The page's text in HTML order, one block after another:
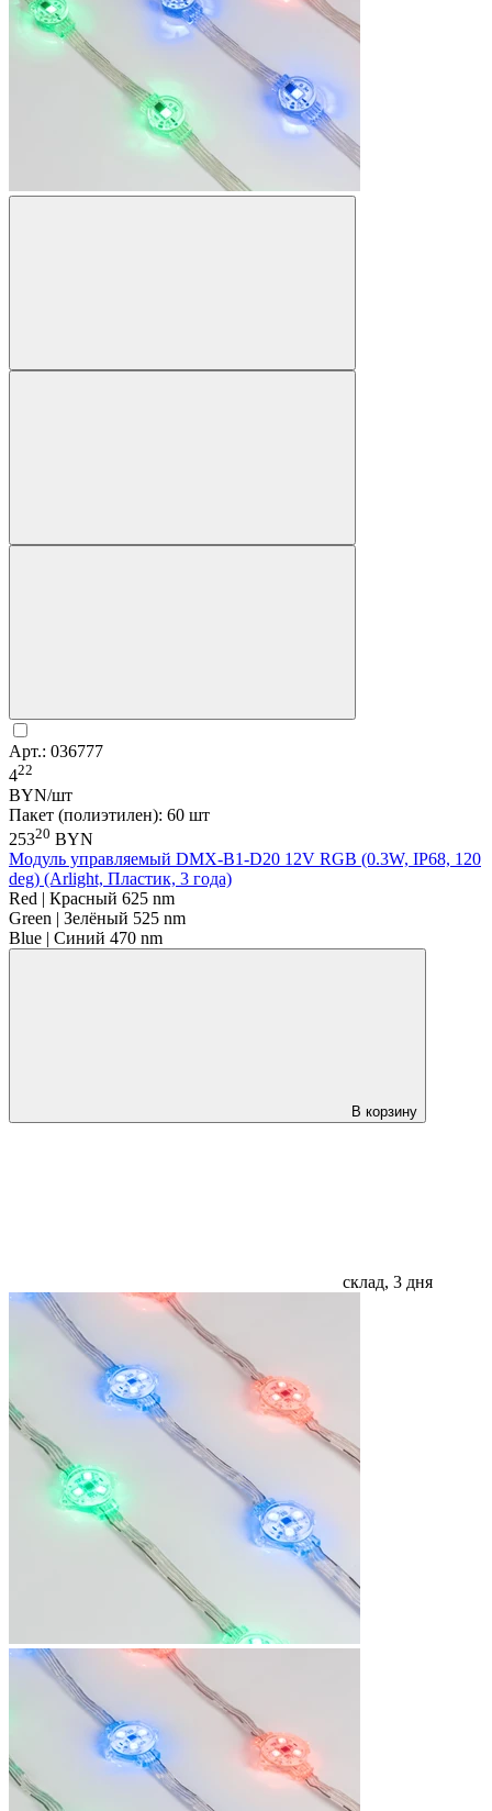
Арт.: 036777
422
BYN/шт
Пакет (полиэтилен): 60 шт
25320 BYN
Модуль управляемый DMX-B1-D20 12V RGB (0.3W, IP68, 120
deg) (Arlight, Пластик, 3 года)
Red | Красный 625 nm
Green | Зелёный 525 nm
Blue | Синий 470 nm
В корзину
склад, 3 дня